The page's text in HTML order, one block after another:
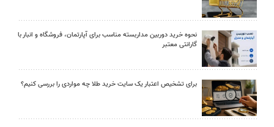
نحوه خرید دوربین مداربسته مناسب برای آپارتمان، فروشگاه و انبار با
گارانتی معتبر
برای تشخیص اعتبار یک سایت خرید طلا چه مواردی را بررسی کنیم؟